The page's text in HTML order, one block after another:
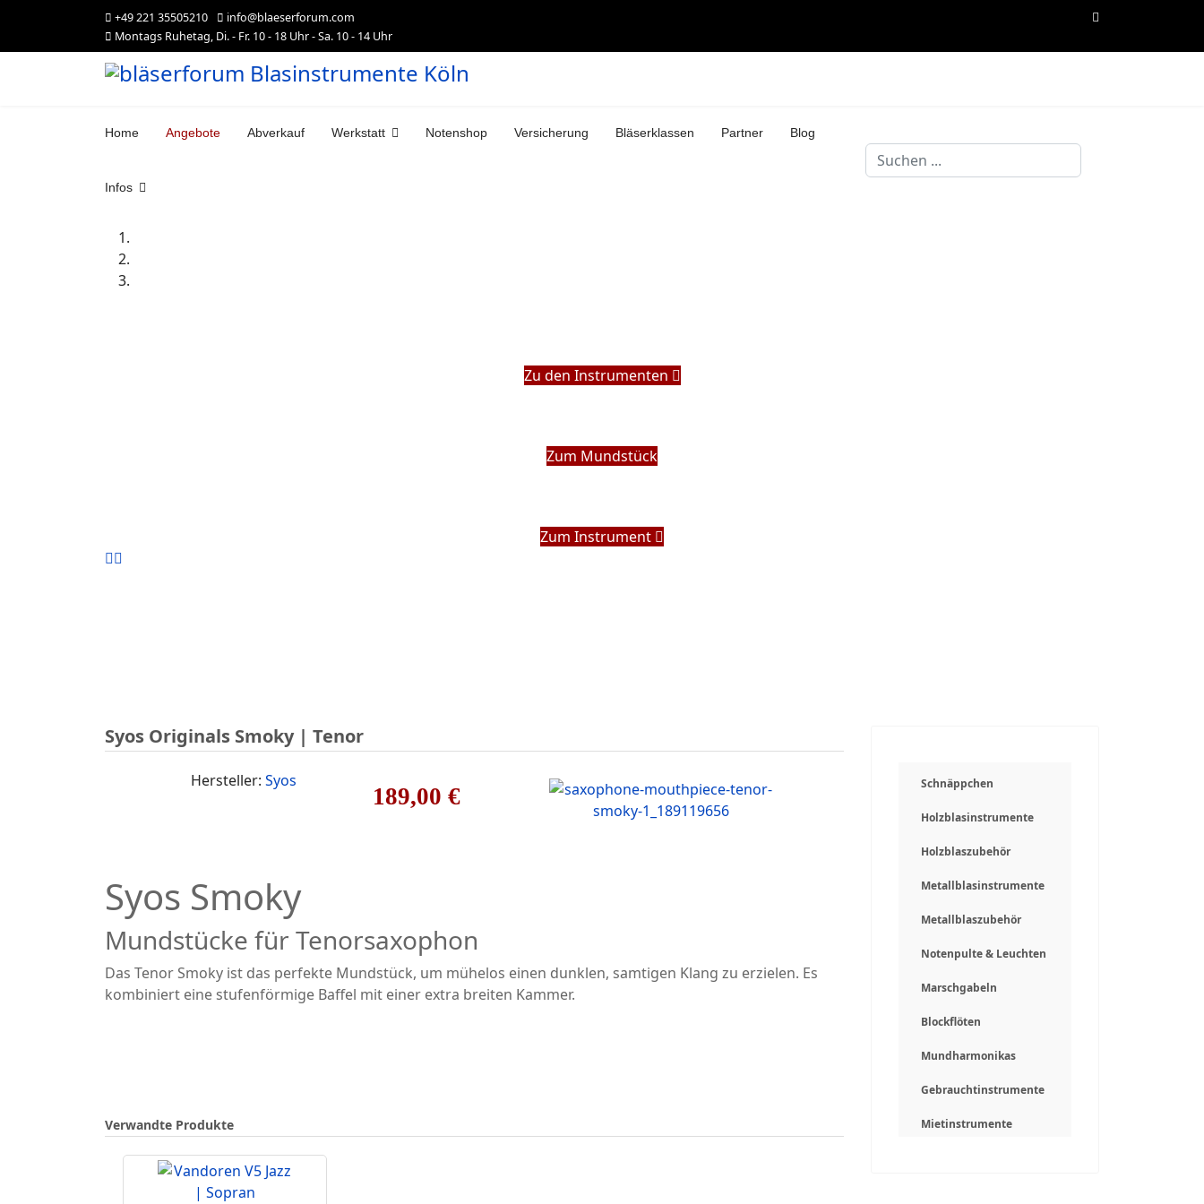
+49 221 35505210
info@blaeserforum.com
Montags Ruhetag, Di. - Fr. 10 - 18 Uhr - Sa. 10 - 14 Uhr
Home Angebote Abverkauf Werkstatt Notenshop Versicherung Bläserklassen Partner Blog
Infos
Suchen
...
Zu den Instrumenten
Zum Mundstück
Zum Instrument
Syos Originals Smoky | Tenor
189,00 €
Hersteller: Syos
Syos Smoky
Mundstücke für Tenorsaxophon
Das Tenor Smoky ist das perfekte Mundstück, um mühelos einen dunklen, samtigen Klang zu erzielen. Es
kombiniert eine stufenförmige Baffel mit einer extra breiten Kammer.
Verwandte Produkte
Schnäppchen
Holzblasinstrumente
Holzblaszubehör
Metallblasinstrumente
Metallblaszubehör
Notenpulte & Leuchten
Marschgabeln
Blockflöten
Mundharmonikas
Gebrauchtinstrumente
Mietinstrumente